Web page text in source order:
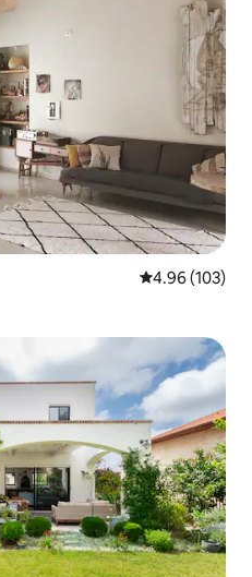
평점 4.96점(5
4.96 (103)